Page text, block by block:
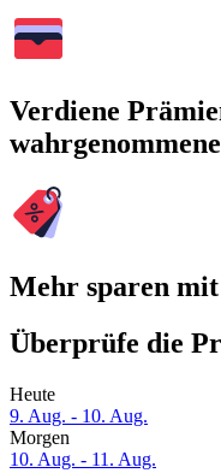
Verdiene
Mehr sparen
Überprüfe die
Heute
9. Aug. - 10. Aug.
Morgen
10. Aug. - 11. Aug.